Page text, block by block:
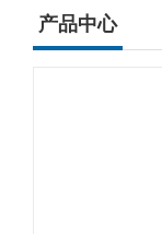
产品中心